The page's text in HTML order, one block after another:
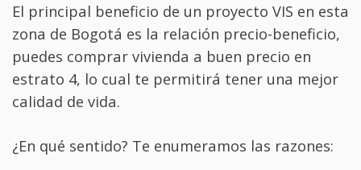
El principal beneficio de un proyecto VIS en esta
zona de Bogotá es la relación precio-beneficio,
puedes comprar vivienda a buen precio en
estrato 4, lo cual te permitirá tener una mejor
calidad de vida.
¿En qué sentido? Te enumeramos las razones: